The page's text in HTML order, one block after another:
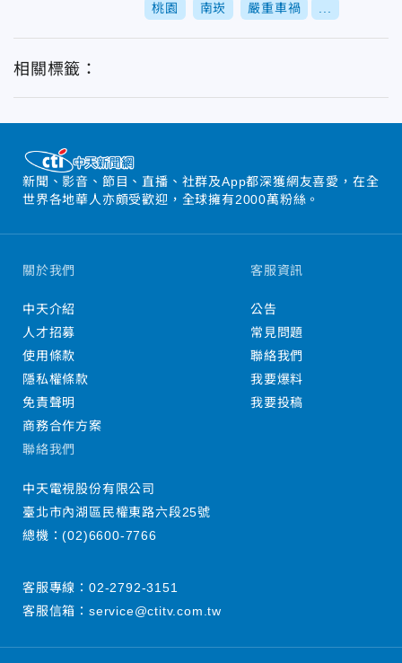
桃園 南崁 嚴重車禍
相關標籤：
新聞、影音、節目、直播、社群及App都深獲網友喜愛，在全
世界各地華人亦頗受歡迎，全球擁有2000萬粉絲。
關於我們
中天介紹
人才招募
使用條款
隱私權條款
免責聲明
商務合作方案
客服資訊
公告
常見問題
聯絡我們
我要爆料
我要投稿
聯絡我們
中天電視股份有限公司
臺北市內湖區民權東路六段25號
總機：(02)6600-7766
客服專線： 02-2792-3151
客服信箱： service@ctitv.com.tw